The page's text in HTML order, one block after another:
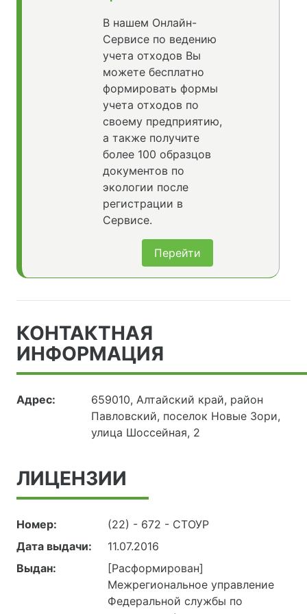
В нашем Онлайн-
Сервисе по ведению
учета отходов Вы
можете бесплатно
формировать формы
учета отходов по
своему предприятию,
а также получите
более 100 образцов
документов по
экологии после
регистрации в
Сервисе.
Перейти
КОНТАКТНАЯ
ИНФОРМАЦИЯ
Адрес:
659010, Алтайский край, район
Павловский, поселок Новые Зори,
улица Шоссейная, 2
ЛИЦЕНЗИИ
Номер:
(22) - 672 - СТОУР
Дата выдачи:
11.07.2016
Выдан:
[Расформирован]
Межрегиональное управление
Федеральной службы по